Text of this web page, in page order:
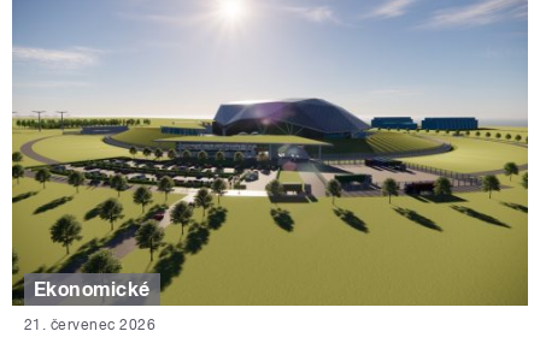
Ekonomické
21. červenec 2026